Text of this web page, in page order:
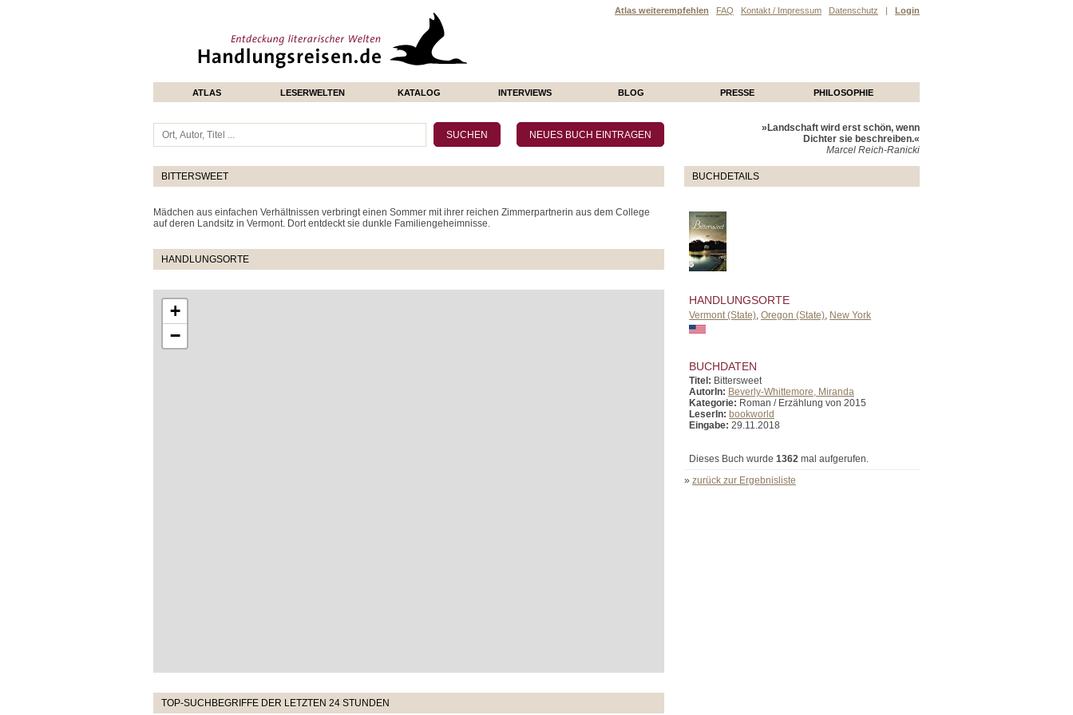
Atlas weiterempfehlen FAQ Kontakt / Impressum Datenschutz | Login
ATLAS LESERWELTEN KATALOG INTERVIEWS BLOG PRESSE PHILOSOPHIE
BITTERSWEET
Mädchen aus einfachen Verhältnissen verbringt einen Sommer mit ihrer reichen Zimmerpartnerin aus dem College
auf deren Landsitz in Vermont. Dort entdeckt sie dunkle Familiengeheimnisse.
HANDLUNGSORTE
+
−
TOP-SUCHBEGRIFFE DER LETZTEN 24 STUNDEN
»Landschaft wird erst schön, wenn
Dichter sie beschreiben.«
Marcel Reich-Ranicki
BUCHDETAILS
HANDLUNGSORTE
Vermont (State) Oregon (State) New York
BUCHDATEN
Titel: Bittersweet
AutorIn: Beverly-Whittemore, Miranda
Kategorie: Roman / Erzählung von 2015
LeserIn: bookworld
Eingabe: 29.11.2018
Dieses Buch wurde 1362 mal aufgerufen.
» zurück zur Ergebnisliste